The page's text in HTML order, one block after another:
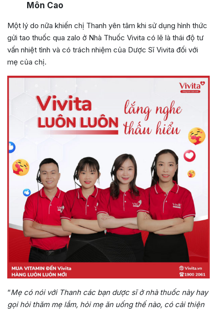
Môn Cao
Một lý do nữa khiến chị Thanh yên tâm khi sử dụng hình thức
gửi tao thuốc qua zalo ở Nhà Thuốc Vivita có lẽ là thái độ tư
vấn nhiệt tình và có trách nhiệm của Dược Sĩ Vivita đối với
mẹ của chị.
“Mẹ có nói với Thanh các bạn dược sĩ ở nhà thuốc này hay
gọi hỏi thăm mẹ lắm, hỏi mẹ ăn uống thế nào, có cải thiện